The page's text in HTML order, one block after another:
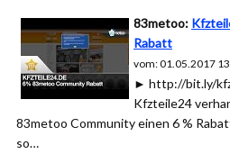
83metoo:
Rabatt
vom: 01.05.2017
► http://bit.ly/
Kfzteile24
83metoo Community einen 6 %
so…